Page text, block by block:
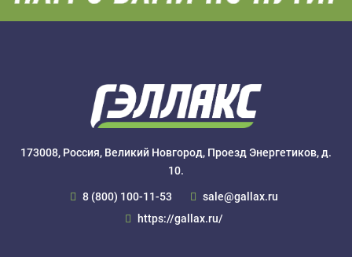
173008, Россия, Великий Новгород, Проезд Энергетиков, д.
10.
8 (800) 100-11-53
sale@gallax.ru
https://gallax.ru/